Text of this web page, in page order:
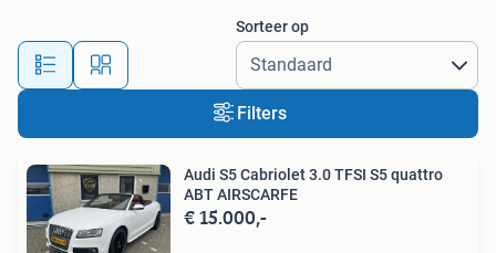
Sorteer op
Filters
Audi S5 Cabriolet 3.0 TFSI S5 quattro
ABT AIRSCARFE
€ 15.000,-